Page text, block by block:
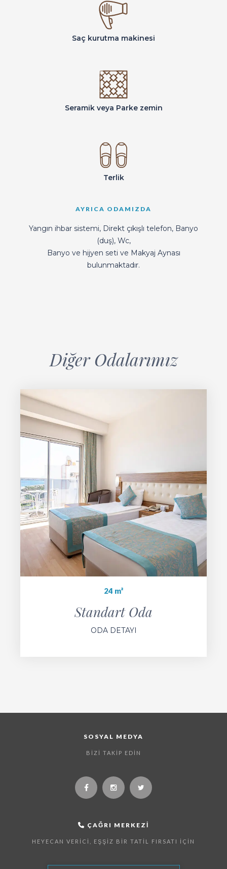
Saç kurutma makinesi
Seramik veya Parke zemin
Terlik
AYRICA ODAMIZDA
Yangın ihbar sistemi, Direkt çıkışlı telefon, Banyo
(duş), Wc,
Banyo ve hijyen seti ve Makyaj Aynası
bulunmaktadır.
Diğer Odalarımız
24 m²
Standart Oda
ODA DETAYI
SOSYAL MEDYA
BIZI TAKIP EDIN
ÇAĞRI MERKEZI
HEYECAN VERICI, EŞŞIZ BIR TATIL FIRSATI İÇIN